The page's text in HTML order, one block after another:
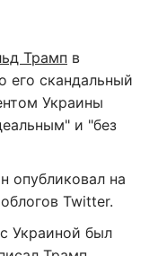
Трамп в
его скандальный
Украины
и "без
опубликовал на
Twitter.
Украиной был